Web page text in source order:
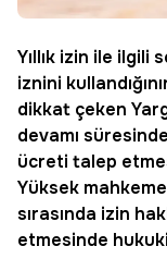
Yıllık izin ile ilgili
iznini
dikkat çeken
devamı
ücreti talep
Yüksek
sırasında izin
etmesinde